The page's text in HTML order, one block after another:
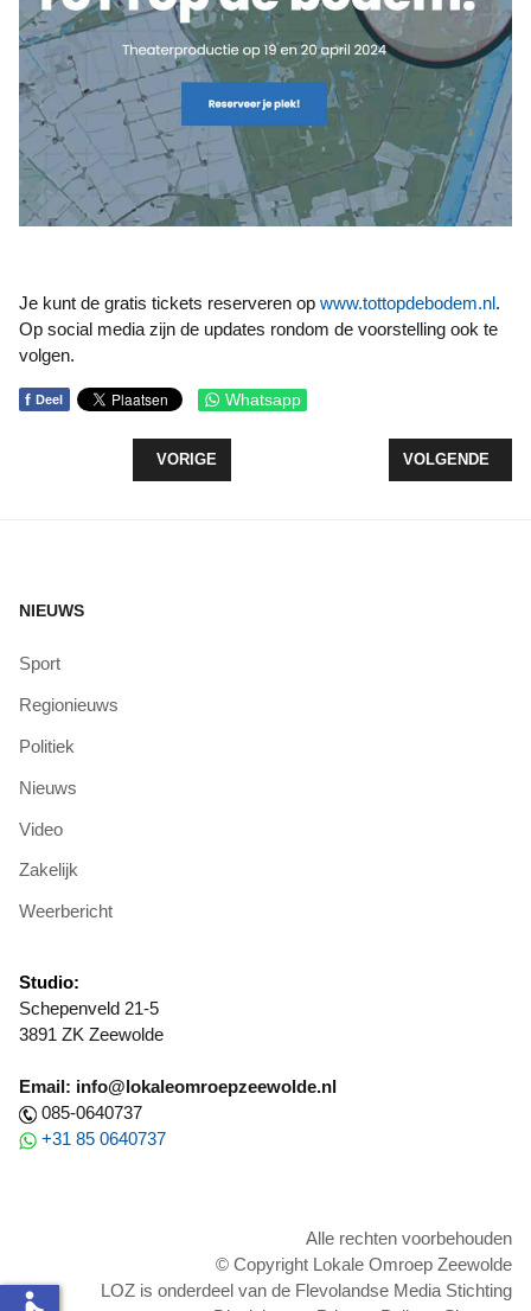
Je kunt de gratis tickets reserveren op www.tottopdebodem.nl.
Op social media zijn de updates rondom de voorstelling ook te
volgen.
f Deel Whatsapp
VORIG ARTIKEL: ARTHOUSE FILM IN BIEBIOS
VORIGE VOLGENDE
VOLGENDE
NIEUWS
Sport
Regionieuws
Politiek
Nieuws
Video
Zakelijk
Weerbericht
Studio:
Schepenveld 21-5
3891 ZK Zeewolde
Email: info@lokaleomroepzeewolde.nl
085-0640737
+31 85 0640737
Alle rechten voorbehouden
© Copyright Lokale Omroep Zeewolde
LOZ is onderdeel van de Flevolandse Media Stichting